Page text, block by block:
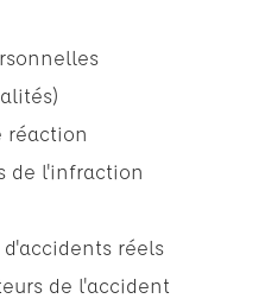
réaction
de l'infraction
réels
de l'accident